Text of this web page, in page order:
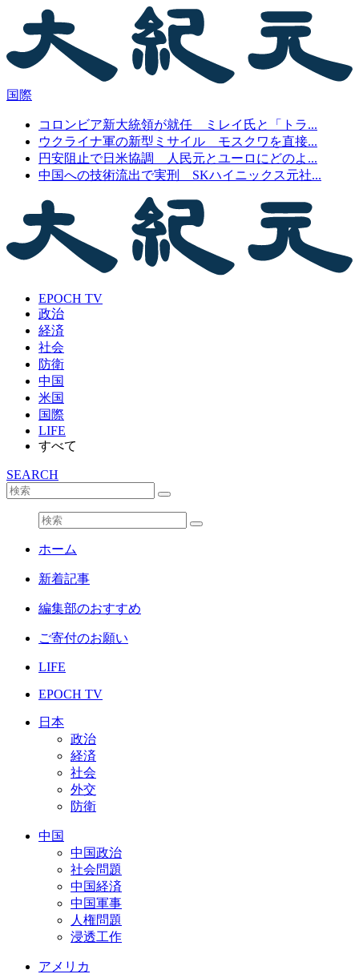
国際
コロンビア新大統領が就任 ミレイ氏と「トラ...
ウクライナ軍の新型ミサイル モスクワを直接...
円安阻止で日米協調 人民元とユーロにどのよ...
中国への技術流出で実刑 SKハイニックス元社...
EPOCH TV
政治
経済
社会
防衛
中国
米国
国際
LIFE
すべて
SEARCH
ホーム
新着記事
編集部のおすすめ
ご寄付のお願い
LIFE
EPOCH TV
日本
政治
経済
社会
外交
防衛
中国
中国政治
社会問題
中国経済
中国軍事
人権問題
浸透工作
アメリカ